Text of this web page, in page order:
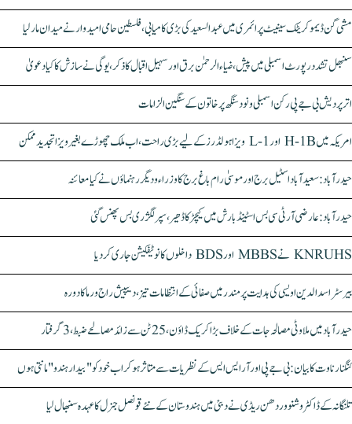
مشی گن ڈیموکریٹک سینیٹ پرائمری میں عبدالسعید کی بڑی کامیابی، فلسطین حامی امیدوار نے میدان مار لیا
سنبھل تشدد رپورٹ اسمبلی میں پیش، ضیاء الرحمٰن برق اور سہیل اقبال کا ذکر، یوگی نے سازش کا کیا دعویٰ
اتر پردیش بی جے پی رکن اسمبلی ونود سنگھ پر خاتون کے سنگین الزامات
امریکہ میں H-1B اور L-1 ویزا ہولڈرز کے لیے بڑی راحت، اب ملک چھوڑے بغیر ویزا تجدید ممکن
حیدرآباد: سعیدآباد اسٹیل برج اور موسیٰ رام باغ برج کا وزراء و دیگر رہنماؤں نے کیا معائنہ
حیدرآباد: عارضی آر ٹی سی بس اسٹینڈ بارش میں کیچڑ کا ڈھیر، سپر لگژری بس پھنس گئی
KNRUHS نے MBBS اور BDS داخلوں کا نوٹیفکیشن جاری کر دیا
بیرسٹر اسدالدین اویسی کی ہدایت پر مندر میں صفائی کے انتظامات تیز، دیپیش راج ورما کا دورہ
حیدرآباد میں ملاوٹی مصالحہ جات کے خلاف بڑا کریک ڈاؤن، 25 ٹن سے زائد مصالحے ضبط، 3 گرفتار
کنگنا رناوت کا بیان: بی جے پی اور آر ایس ایس کے نظریات سے متاثر ہو کر اب خود کو "بیدار ہندو" مانتی ہوں
تلنگانہ کے ڈاکٹر وشنو وردھن ریڈی نے دبئی میں ہندوستان کے نئے قونصل جنرل کا عہدہ سنبھال لیا